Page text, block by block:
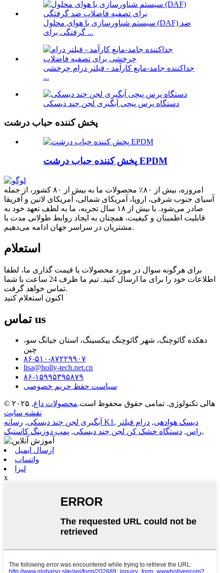
سیستم شناورسازی با هوای محلول (DAF) ضد
گرفتگی برای ...
جداکننده جامد-مایع کارآمد - فیلتر درام چرخشی
...
دستگاه پرس پیچی آبگیری لجن چند دیسکی
پخش کننده حباب درشت
پخش کننده حباب درشت EPDM
امروزه، بیش از ۸۰٪ محصولات ما به بیش از ۸۰ کشور، از جمله
آسیای جنوب شرقی، اروپا، آمریکای شمالی، آمریکای لاتین و آفریقا
صادر می‌شود. با بیش از ۱۸ سال تجربه، ما به لطف تعهد خود به
قابلیت اطمینان و کیفیت، همچنان به ایجاد روابط طولانی مدت با
مشتریان در سراسر جهان ادامه می‌دهیم.
استعلام
برای هرگونه سوال در مورد محصولات یا قیمت گذاری ما، لطفا
اطلاعات خود را برای ما ارسال کنید. تیم ما ظرف 24 ساعت با شما
تماس خواهد گرفت.
اکنون استعلام کنید
تماس us
دهکده گائوچنگ، شهر گائوچنگ ییکسینگ، استان جیانگ سو،
چین
۸۶-۵۱۰-۸۷۲۲۹۹۰۷
lisa@holly-tech.net.cn
۸۶-۱۵۹۹۵۳۹۵۸۷۹
سیاست حفظ حریم خصوصی
© ۲۰۲۵ هالی تکنولوژی. تمامی حقوق محفوظ است.محصولات داغ,
نقشه سایت
آبگیری لجن چند دیسکی, رسانه K1, دیسک هوادهی, درام فیلتر
راس, دستگاه خشک کن لجن چند دیسکی, پمپ دوزینگ کاستیک ,
ارسال ایمیل
واتساپ
لیزا
x